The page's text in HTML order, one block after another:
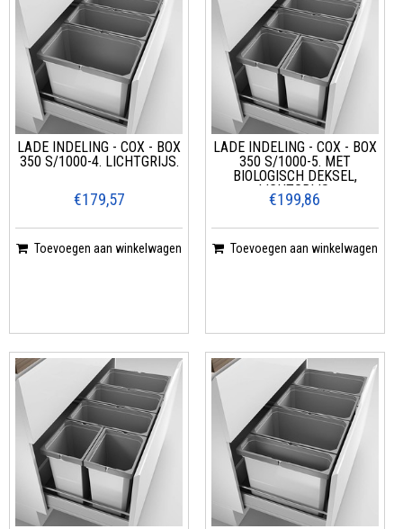
LADE INDELING - COX - BOX
350 S/1000-4. LICHTGRIJS.
€179,57
Toevoegen aan winkelwagen
LADE INDELING - COX - BOX
350 S/1000-5. MET
BIOLOGISCH DEKSEL,
LICHTGRIJS.
€199,86
Toevoegen aan winkelwagen